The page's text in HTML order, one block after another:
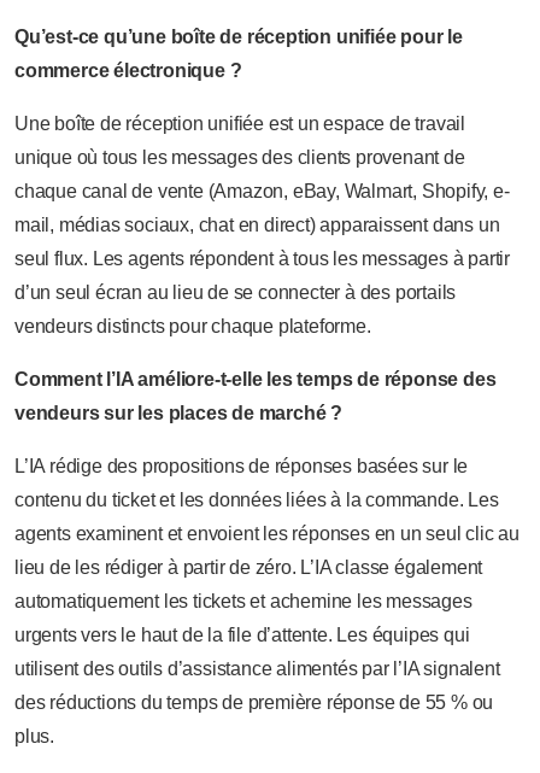
Qu’est-ce qu’une boîte de réception unifiée pour le
commerce électronique ?
Une boîte de réception unifiée est un espace de travail
unique où tous les messages des clients provenant de
chaque canal de vente (Amazon, eBay, Walmart, Shopify, e-
mail, médias sociaux, chat en direct) apparaissent dans un
seul flux. Les agents répondent à tous les messages à partir
d’un seul écran au lieu de se connecter à des portails
vendeurs distincts pour chaque plateforme.
Comment l’IA améliore-t-elle les temps de réponse des
vendeurs sur les places de marché ?
L’IA rédige des propositions de réponses basées sur le
contenu du ticket et les données liées à la commande. Les
agents examinent et envoient les réponses en un seul clic au
lieu de les rédiger à partir de zéro. L’IA classe également
automatiquement les tickets et achemine les messages
urgents vers le haut de la file d’attente. Les équipes qui
utilisent des outils d’assistance alimentés par l’IA signalent
des réductions du temps de première réponse de 55 % ou
plus.